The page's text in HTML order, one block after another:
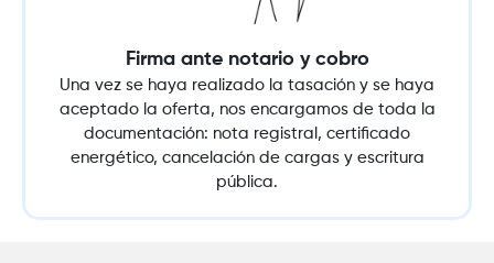
Firma ante notario y cobro
Una vez se haya realizado la tasación y se haya
aceptado la oferta, nos encargamos de toda la
documentación: nota registral, certificado
energético, cancelación de cargas y escritura
pública.